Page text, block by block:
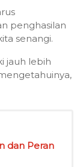
penghasilan
senangi.
jauh lebih
dan Peran